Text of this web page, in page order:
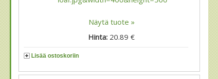
Näytä tuote »
Hinta: 20.89 €
Lisää ostoskoriin